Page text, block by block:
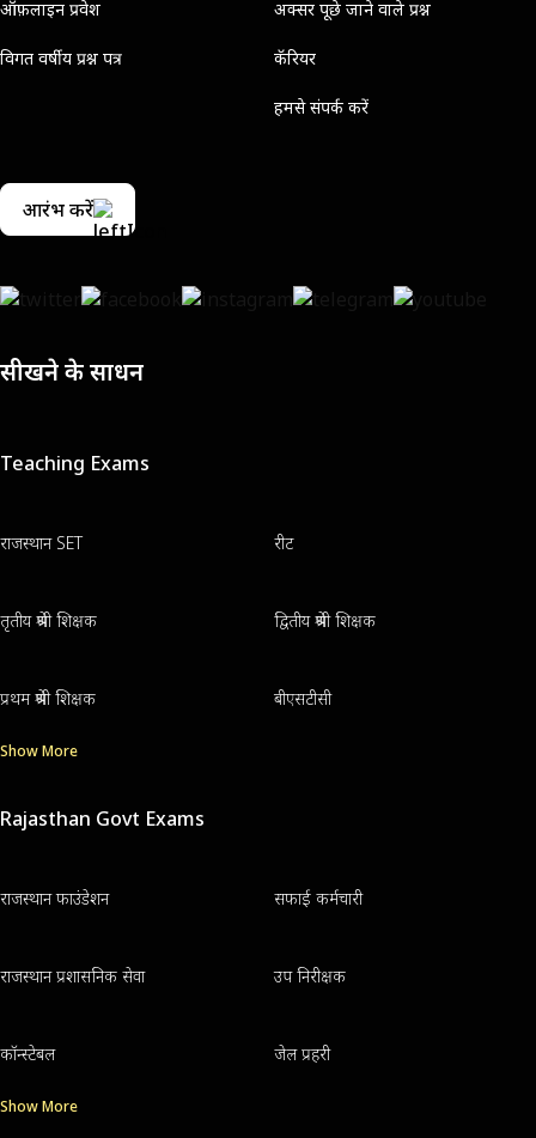
ऑफ़लाइन प्रवेश
विगत वर्षीय प्रश्न पत्र
अक्सर पूछे जाने वाले प्रश्न
कॅरियर
हमसे संपर्क करें
आरंभ करें
सीखने के साधन
Teaching Exams
राजस्थान SET रीट
तृतीय श्रेणी शिक्षक द्वितीय श्रेणी शिक्षक
प्रथम श्रेणी शिक्षक बीएसटीसी
Show More
Rajasthan Govt Exams
राजस्थान फाउंडेशन सफाई कर्मचारी
राजस्थान प्रशासनिक सेवा उप निरीक्षक
कॉन्स्टेबल जेल प्रहरी
Show More